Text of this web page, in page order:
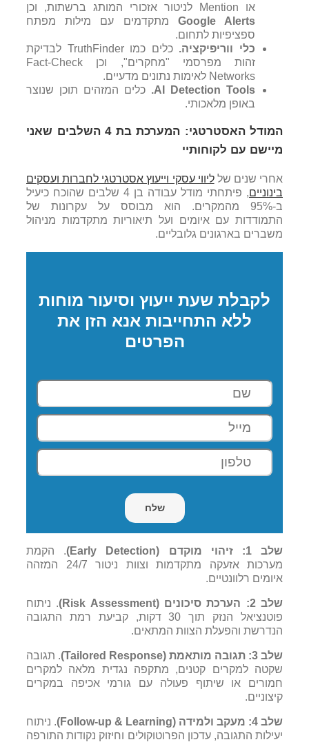
או Mention לניטור אזכורי המותג ברשתות, וכן
Google Alerts מתקדמים עם מילות מפתח
ספציפיות לתחום.
כלי ווריפיקציה.
כלים כמו TruthFinder לבדיקת
זהות מפרסמי "מחקרים", וכן Fact-Check
Networks לאימות נתונים מדעיים.
AI Detection Tools
. כלים המזהים תוכן שנוצר
באופן מלאכותי.
המודל האסטרטגי: המערכת בת 4 השלבים שאני
מיישם עם לקוחותיי
אחרי שנים שלליווי עסקי וייעוץ אסטרטגי לחברות ועסקים
בינוניים
, פיתחתי מודל עבודה בן 4 שלבים שהוכח כיעיל
ב-95% מהמקרים. הוא מבוסס על עקרונות של
התמודדות עם איומים ועל תיאוריות מתקדמות מניהול
משברים בארגונים גלובליים.
לקבלת שעת ייעוץ וסיעור מוחות
ללא התחייבות אנא הזן את
הפרטים
שלב 1: זיהוי מוקדם ( Early Detection
). הקמת
מערכות אזעקה מתקדמות וצוות ניטור 24/7 המזהה
איומים רלוונטיים.
שלב 2: הערכת סיכונים ( Risk Assessment
). ניתוח
פוטנציאל הנזק תוך 30 דקות, קביעת רמת התגובה
הנדרשת והפעלת הצוות המתאים.
שלב 3: תגובה מותאמת ( Tailored Response
). תגובה
שקטה למקרים קטנים, מתקפה נגדית מלאה למקרים
חמורים או שיתוף פעולה עם גורמי אכיפה במקרים
קיצוניים.
שלב 4: מעקב ולמידה ( Follow-up & Learning
). ניתוח
יעילות התגובה, עדכון הפרוטוקולים וחיזוק נקודות התורפה